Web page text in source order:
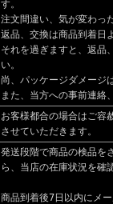
す。
注文間違い、気が変わっ
返品、交換は商品到着日
それを過ぎますと、返品
い。
尚、パッケージダメージ
また、当方への事前連絡
お客様都合の場合はご容
させていただきます。
発送段階で商品の検品を
ら、当店の在庫状況を確
商品到着後7日以内にメ